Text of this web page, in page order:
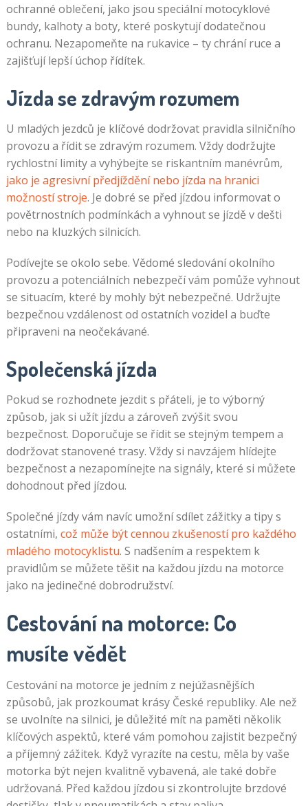
ochranné oblečení, jako jsou speciální motocyklové
bundy, kalhoty a boty, které poskytují dodatečnou
ochranu. Nezapomeňte na rukavice – ty chrání ruce a
zajišťují lepší úchop řídítek.
Jízda se zdravým rozumem
U mladých jezdců je klíčové dodržovat pravidla silničního
provozu a řídit se zdravým rozumem. Vždy dodržujte
rychlostní limity a vyhýbejte se riskantním manévrům,
jako je agresivní předjíždění nebo jízda na hranici
možností stroje. Je dobré se před jízdou informovat o
povětrnostních podmínkách a vyhnout se jízdě v dešti
nebo na kluzkých silnicích.
Podívejte se okolo sebe. Vědomé sledování okolního
provozu a potenciálních nebezpečí vám pomůže vyhnout
se situacím, které by mohly být nebezpečné. Udržujte
bezpečnou vzdálenost od ostatních vozidel a buďte
připraveni na neočekávané.
Společenská jízda
Pokud se rozhodnete jezdit s přáteli, je to výborný
způsob, jak si užít jízdu a zároveň zvýšit svou
bezpečnost. Doporučuje se řídit se stejným tempem a
dodržovat stanovené trasy. Vždy si navzájem hlídejte
bezpečnost a nezapomínejte na signály, které si můžete
dohodnout před jízdou.
Společné jízdy vám navíc umožní sdílet zážitky a tipy s
ostatními, což může být cennou zkušeností pro každého
mladého motocyklistu. S nadšením a respektem k
pravidlům se můžete těšit na každou jízdu na motorce
jako na jedinečné dobrodružství.
Cestování na motorce: Co
musíte vědět
Cestování na motorce je jedním z nejúžasnějších
způsobů, jak prozkoumat krásy České republiky. Ale než
se uvolníte na silnici, je důležité mít na paměti několik
klíčových aspektů, které vám pomohou zajistit bezpečný
a příjemný zážitek. Když vyrazíte na cestu, měla by vaše
motorka být nejen kvalitně vybavená, ale také dobře
udržovaná. Před každou jízdou si zkontrolujte brzdové